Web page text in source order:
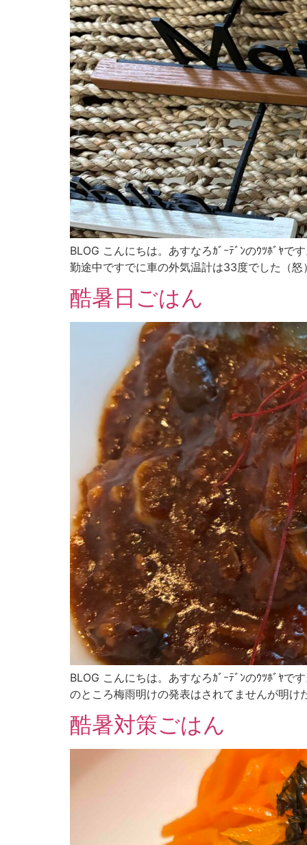
BLOG こんにちは。あすなろｶﾞｰﾃﾞﾝのｳﾂﾎﾞﾔ
勤途中ですでに車の外気温計は33度でした（
酷暑日ごはん
BLOG こんにちは。あすなろｶﾞｰﾃﾞﾝのｳﾂﾎﾞﾔ
のところ梅雨明けの発表はされてませんが明
酷暑対策ごはん